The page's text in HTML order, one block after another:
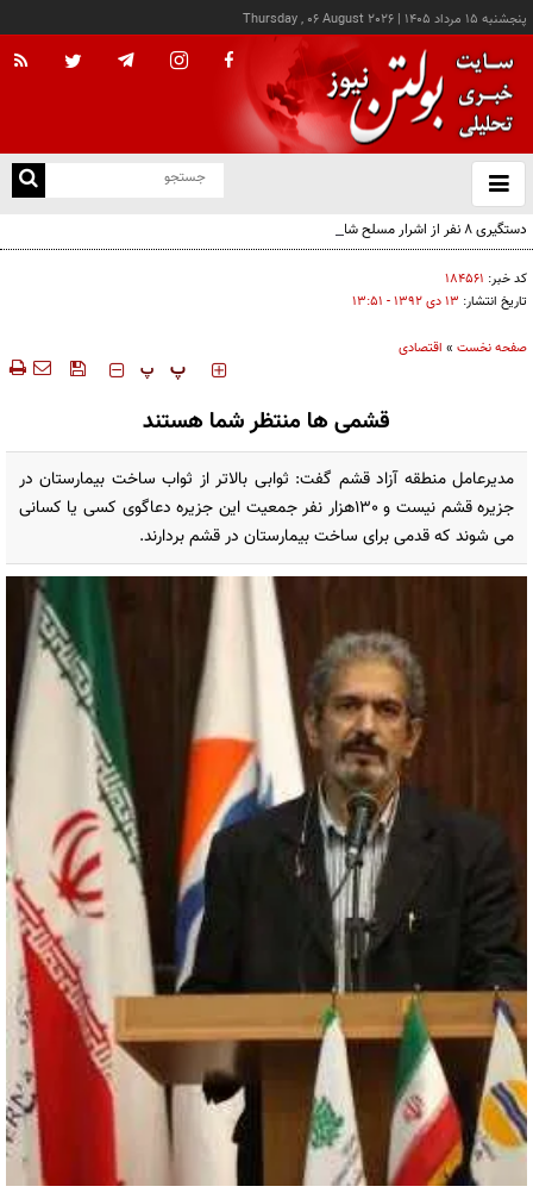
پنجشنبه ۱۵ مرداد ۱۴۰۵ |
Thursday , 06 August 2026
باز
و
دستگیری ۸ نفر از اشرار مسلح شاخص و مرتبطین گروهک‌های تروریستی
کد خبر: ۱۸۴۵۶۱
تاریخ انتشار: ۱۳ دی ۱۳۹۲ - ۱۳:۵۱
صفحه نخست » اقتصادی
‍‍‍ پ پ
قشمی ها منتظر شما هستند
مدیرعامل منطقه آزاد قشم گفت: ثوابی بالاتر از ثواب ساخت بیمارستان در
جزیره قشم نیست و 130هزار نفر جمعیت این جزیره دعاگوی کسی یا کسانی
می شوند که قدمی برای ساخت بیمارستان در قشم بردارند.